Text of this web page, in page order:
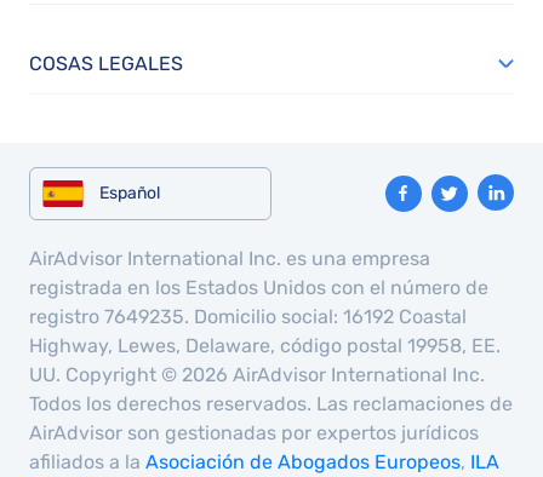
COSAS LEGALES
Español
AirAdvisor International Inc. es una empresa
registrada en los Estados Unidos con el número de
registro 7649235. Domicilio social: 16192 Coastal
Highway, Lewes, Delaware, código postal 19958, EE.
UU. Copyright © 2026 AirAdvisor International Inc.
Todos los derechos reservados. Las reclamaciones de
AirAdvisor son gestionadas por expertos jurídicos
afiliados a la Asociación de Abogados Europeos, ILA